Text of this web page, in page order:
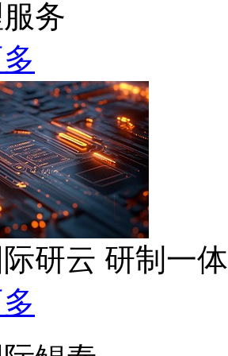
务
研云 研制一